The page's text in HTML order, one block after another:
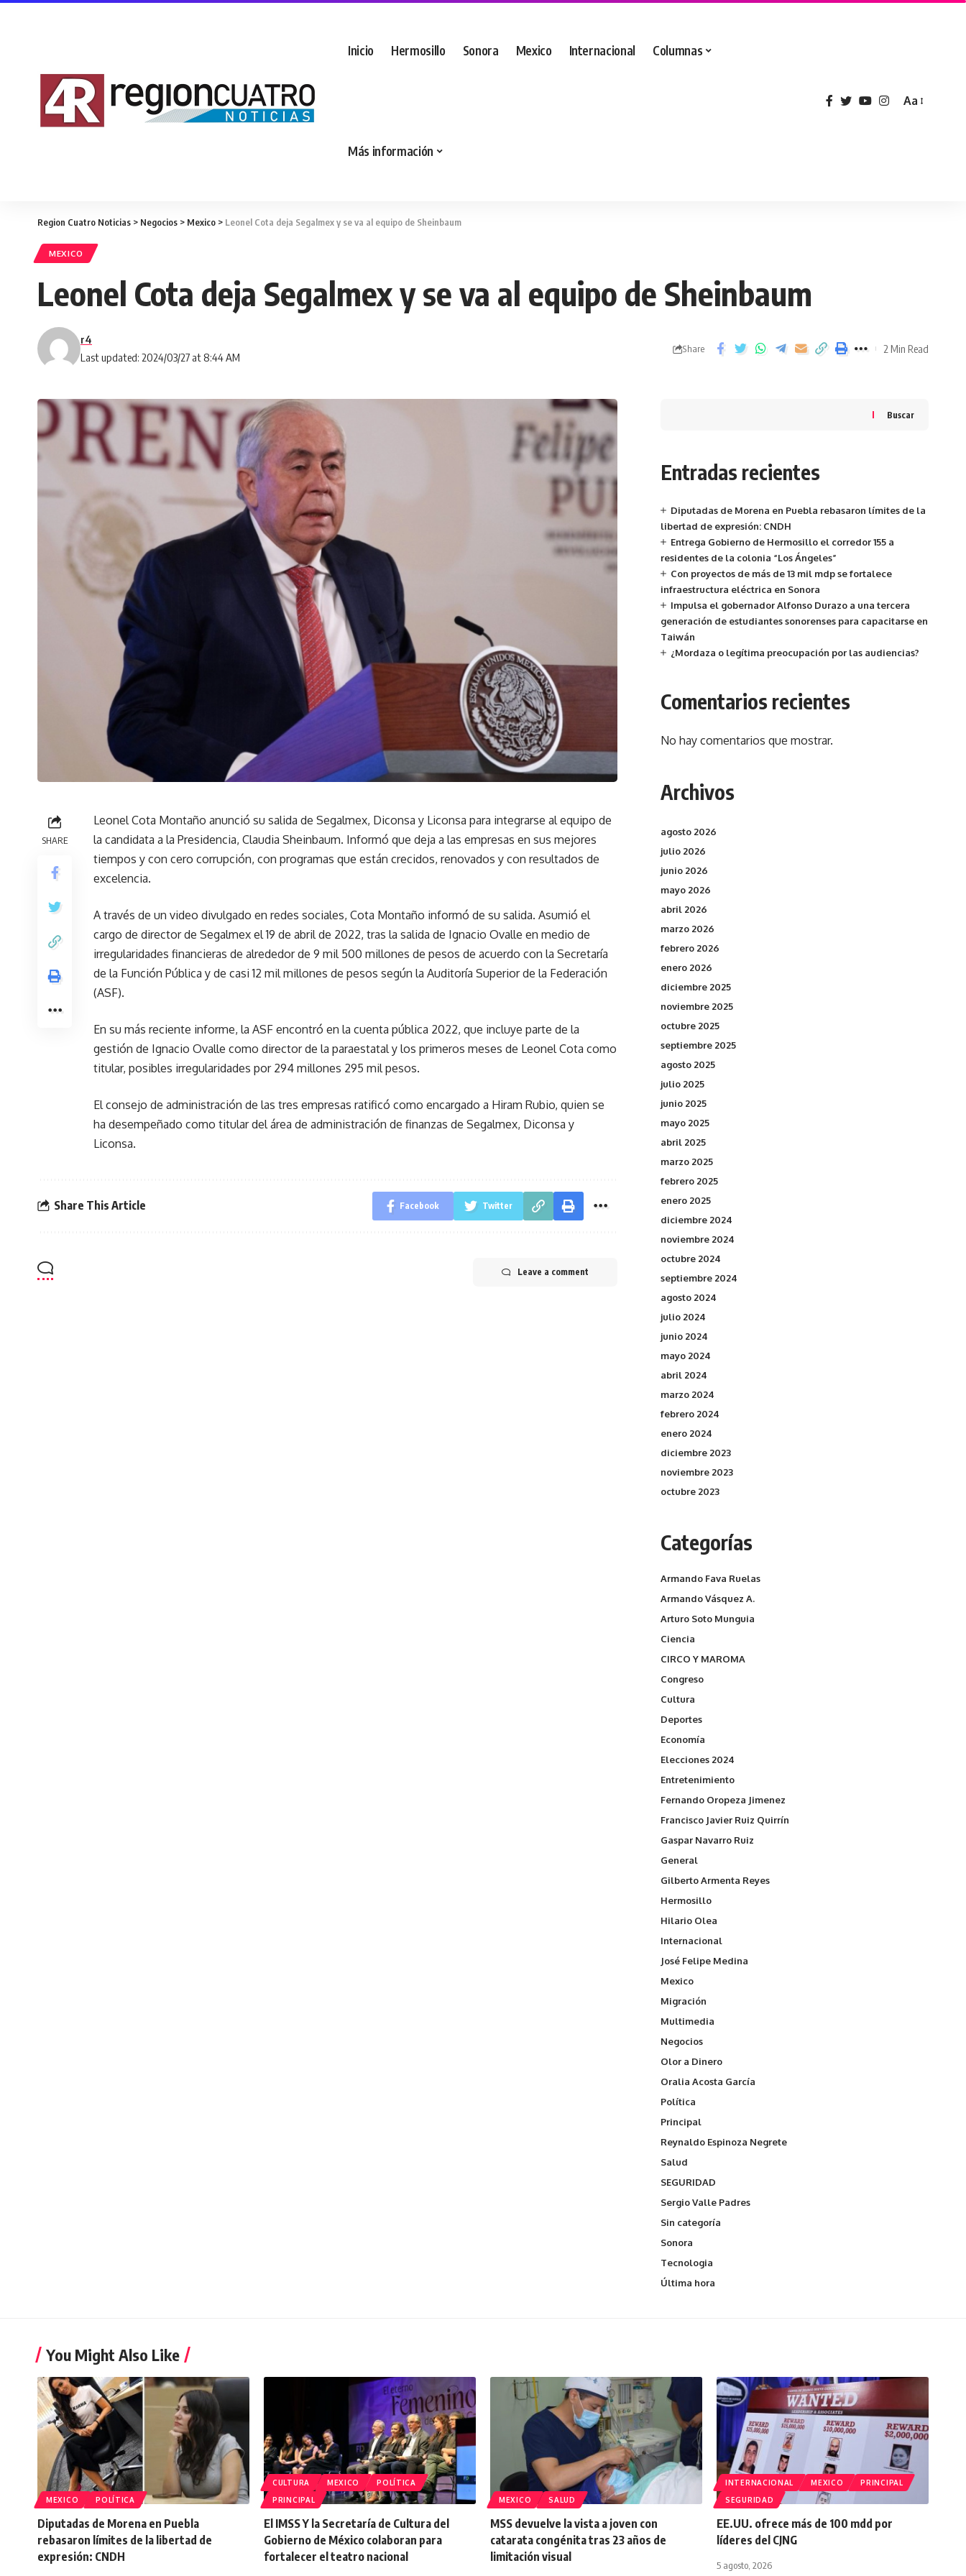
Inicio Hermosillo Sonora Mexico Internacional Columnas
Más información
Aa
Region Cuatro Noticias > Negocios > Mexico > Leonel Cota deja Segalmex y se va al equipo de Sheinbaum
MEXICO
Leonel Cota deja Segalmex y se va al equipo de Sheinbaum
Last updated: 2024/03/27 at 8:44 AM
r4
Share 2 Min Read
SHARE
Leonel Cota Montaño anunció su salida de Segalmex, Diconsa y Liconsa para integrarse al equipo de
la candidata a la Presidencia, Claudia Sheinbaum. Informó que deja a las empresas en sus mejores
tiempos y con cero corrupción, con programas que están crecidos, renovados y con resultados de
excelencia.
A través de un video divulgado en redes sociales, Cota Montaño informó de su salida. Asumió el
cargo de director de Segalmex el 19 de abril de 2022, tras la salida de Ignacio Ovalle en medio de
irregularidades financieras de alrededor de 9 mil 500 millones de pesos de acuerdo con la Secretaría
de la Función Pública y de casi 12 mil millones de pesos según la Auditoría Superior de la Federación
(ASF).
En su más reciente informe, la ASF encontró en la cuenta pública 2022, que incluye parte de la
gestión de Ignacio Ovalle como director de la paraestatal y los primeros meses de Leonel Cota como
titular, posibles irregularidades por 294 millones 295 mil pesos.
El consejo de administración de las tres empresas ratificó como encargado a Hiram Rubio, quien se
ha desempeñado como titular del área de administración de finanzas de Segalmex, Diconsa y
Liconsa.
Share This Article Facebook Twitter
Leave a comment
Buscar
Entradas recientes
Diputadas de Morena en Puebla rebasaron límites de la
libertad de expresión: CNDH
Entrega Gobierno de Hermosillo el corredor 155 a
residentes de la colonia “Los Ángeles”
Con proyectos de más de 13 mil mdp se fortalece
infraestructura eléctrica en Sonora
Impulsa el gobernador Alfonso Durazo a una tercera
generación de estudiantes sonorenses para capacitarse en
Taiwán
¿Mordaza o legítima preocupación por las audiencias?
Comentarios recientes
No hay comentarios que mostrar.
Archivos
agosto 2026
julio 2026
junio 2026
mayo 2026
abril 2026
marzo 2026
febrero 2026
enero 2026
diciembre 2025
noviembre 2025
octubre 2025
septiembre 2025
agosto 2025
julio 2025
junio 2025
mayo 2025
abril 2025
marzo 2025
febrero 2025
enero 2025
diciembre 2024
noviembre 2024
octubre 2024
septiembre 2024
agosto 2024
julio 2024
junio 2024
mayo 2024
abril 2024
marzo 2024
febrero 2024
enero 2024
diciembre 2023
noviembre 2023
octubre 2023
Categorías
Armando Fava Ruelas
Armando Vásquez A.
Arturo Soto Munguia
Ciencia
CIRCO Y MAROMA
Congreso
Cultura
Deportes
Economía
Elecciones 2024
Entretenimiento
Fernando Oropeza Jimenez
Francisco Javier Ruiz Quirrín
Gaspar Navarro Ruiz
General
Gilberto Armenta Reyes
Hermosillo
Hilario Olea
Internacional
José Felipe Medina
Mexico
Migración
Multimedia
Negocios
Olor a Dinero
Oralia Acosta García
Política
Principal
Reynaldo Espinoza Negrete
Salud
SEGURIDAD
Sergio Valle Padres
Sin categoría
Sonora
Tecnologia
Última hora
You Might Also Like
MEXICO POLÍTICA
Diputadas de Morena en Puebla
rebasaron límites de la libertad de
expresión: CNDH
CULTURA MEXICO
POLÍTICA
PRINCIPAL
El IMSS Y la Secretaría de Cultura del
Gobierno de México colaboran para
fortalecer el teatro nacional
MEXICO SALUD
MSS devuelve la vista a joven con
catarata congénita tras 23 años de
limitación visual
INTERNACIONAL MEXICO
PRINCIPAL
SEGURIDAD
EE.UU. ofrece más de 100 mdd por
líderes del CJNG
5 agosto, 2026